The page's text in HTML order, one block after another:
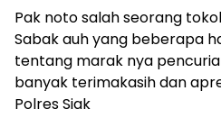
Pak noto salah seorang
Sabak auh yang beberapa
tentang marak nya
banyak terimakasih dan
Polres Siak